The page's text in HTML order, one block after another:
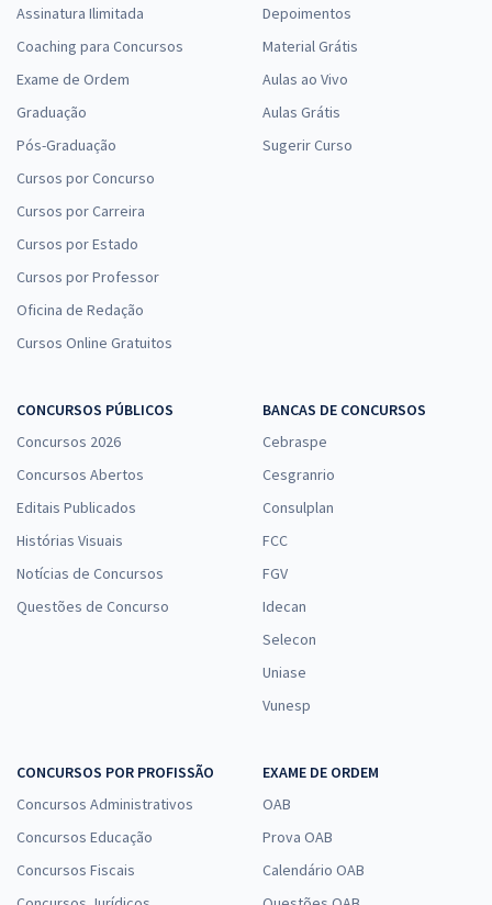
Assinatura Ilimitada
Coaching para Concursos
Exame de Ordem
Graduação
Pós-Graduação
Cursos por Concurso
Cursos por Carreira
Cursos por Estado
Cursos por Professor
Oficina de Redação
Cursos Online Gratuitos
Depoimentos
Material Grátis
Aulas ao Vivo
Aulas Grátis
Sugerir Curso
CONCURSOS PÚBLICOS
Concursos 2026
Concursos Abertos
Editais Publicados
Histórias Visuais
Notícias de Concursos
Questões de Concurso
BANCAS DE CONCURSOS
Cebraspe
Cesgranrio
Consulplan
FCC
FGV
Idecan
Selecon
Uniase
Vunesp
CONCURSOS POR PROFISSÃO
Concursos Administrativos
Concursos Educação
Concursos Fiscais
EXAME DE ORDEM
OAB
Prova OAB
Calendário OAB